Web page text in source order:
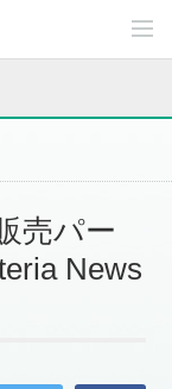
C
n
n
売パー
News